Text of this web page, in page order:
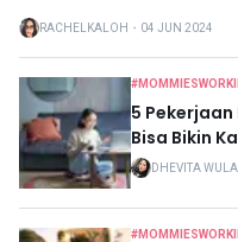
RACHELKALOH ・ 04 JUN 2024
5
Bisa Bikin
DHEVITA